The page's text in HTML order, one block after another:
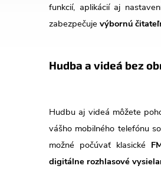
funkcií, aplikácií aj
zabezpečuje výbornú
Hudba a videá bez
Hudbu aj videá môžete
vášho mobilného telefónu
možné počúvať klasické
digitálne rozhlasové